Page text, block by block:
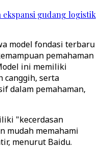
ekspansi gudang logistik
model fondasi terbaru
pemahaman
ini memiliki
canggih, serta
dalam pemahaman,
"kecerdasan
mudah memahami
menurut Baidu.